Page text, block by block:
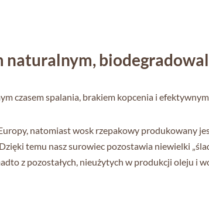
czasem spalania, brakiem kopcenia i
natomiast wosk rzepakowy produkowany
temu nasz surowiec pozostawia niewielki
z pozostałych, nieużytych w produkcji oleju i